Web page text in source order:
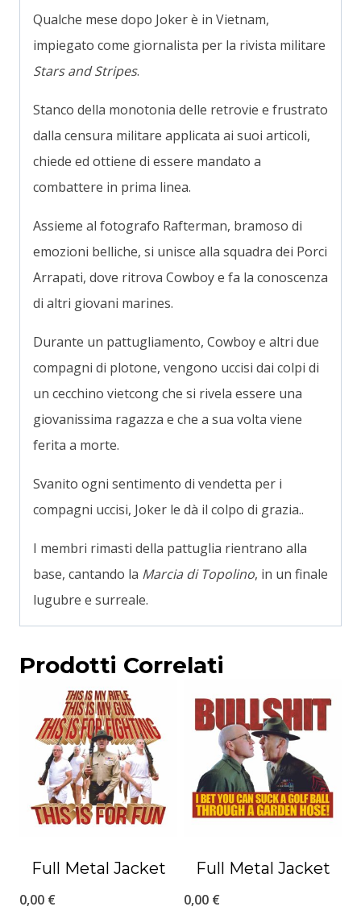
Qualche mese dopo Joker è in Vietnam,
impiegato come giornalista per la rivista militare
Stars and Stripes.
Stanco della monotonia delle retrovie e frustrato
dalla censura militare applicata ai suoi articoli,
chiede ed ottiene di essere mandato a
combattere in prima linea.
Assieme al fotografo Rafterman, bramoso di
emozioni belliche, si unisce alla squadra dei Porci
Arrapati, dove ritrova Cowboy e fa la conoscenza
di altri giovani marines.
Durante un pattugliamento, Cowboy e altri due
compagni di plotone, vengono uccisi dai colpi di
un cecchino vietcong che si rivela essere una
giovanissima ragazza e che a sua volta viene
ferita a morte.
Svanito ogni sentimento di vendetta per i
compagni uccisi, Joker le dà il colpo di grazia..
I membri rimasti della pattuglia rientrano alla
base, cantando la Marcia di Topolino, in un finale
lugubre e surreale.
Prodotti Correlati
Full Metal Jacket
0,00 €
Full Metal Jacket
0,00 €